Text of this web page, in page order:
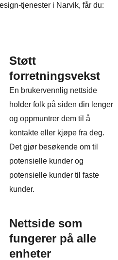
tjenester i Narvik, får du:
Støtt
forretningsvekst
En brukervennlig nettside
holder folk på siden din lenger
og oppmuntrer dem til å
kontakte eller kjøpe fra deg.
Det gjør besøkende om til
potensielle kunder og
potensielle kunder til faste
kunder.
Nettside som
fungerer på alle
enheter